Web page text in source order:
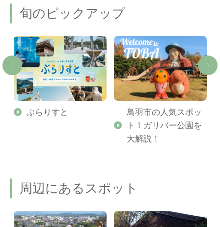
旬のピックアップ
ぶらりすと
鳥羽市の人気スポッ
ト！ガリバー公園を
大解説！
周辺にあるスポット